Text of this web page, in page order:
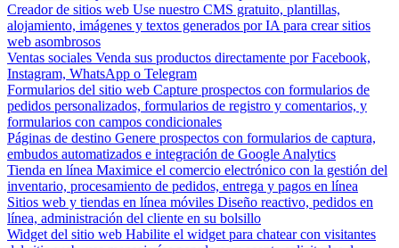
Creador de sitios web Use nuestro CMS gratuito, plantillas,
alojamiento, imágenes y textos generados por IA para crear sitios
web asombrosos
Ventas sociales Venda sus productos directamente por Facebook,
Instagram, WhatsApp o Telegram
Formularios del sitio web Capture prospectos con formularios de
pedidos personalizados, formularios de registro y comentarios, y
formularios con campos condicionales
Páginas de destino Genere prospectos con formularios de captura,
embudos automatizados e integración de Google Analytics
Tienda en línea Maximice el comercio electrónico con la gestión del
inventario, procesamiento de pedidos, entrega y pagos en línea
Sitios web y tiendas en línea móviles Diseño reactivo, pedidos en
línea, administración del cliente en su bolsillo
Widget del sitio web Habilite el widget para chatear con visitantes